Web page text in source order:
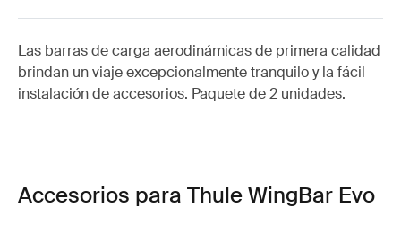
Las barras de carga aerodinámicas de primera calidad
brindan un viaje excepcionalmente tranquilo y la fácil
instalación de accesorios. Paquete de 2 unidades.
Accesorios para Thule WingBar Evo